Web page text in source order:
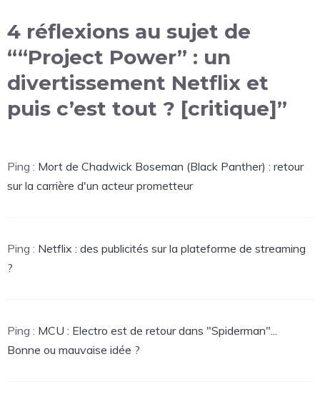
4 réflexions au sujet de
““Project Power” : un
divertissement Netflix et
puis c’est tout ? [critique]”
Ping : Mort de Chadwick Boseman (Black Panther) : retour
sur la carrière d'un acteur prometteur
Ping : Netflix : des publicités sur la plateforme de streaming
?
Ping : MCU : Electro est de retour dans "Spiderman"...
Bonne ou mauvaise idée ?